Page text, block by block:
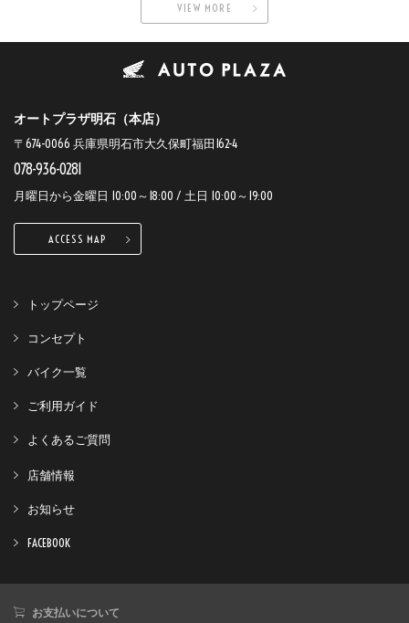
VIEW MORE
オートプラザ明石（本店）
〒674-0066 兵庫県明石市大久保町福田162-4
078-936-0281
月曜日から金曜日 10:00～18:00 / 土日 10:00～19:00
ACCESS MAP
トップページ
コンセプト
バイク一覧
ご利用ガイド
よくあるご質問
店舗情報
お知らせ
FACEBOOK
お支払いについて